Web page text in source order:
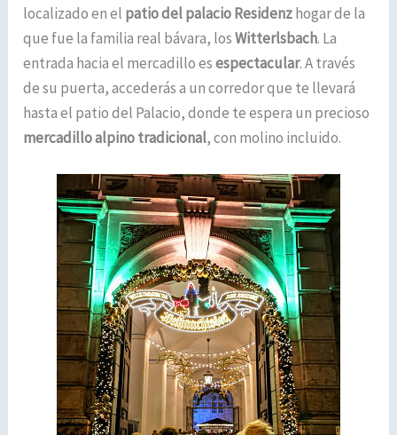
localizado en el patio del palacio Residenzhogar de la
que fue la familia real bávara, losWitterlsbach. La
entrada hacia el mercadillo esespectacular. A través
de su puerta, accederás a un corredor que te llevará
hasta el patio del Palacio, donde te espera un precioso
mercadillo alpino tradicional, con molino incluido.